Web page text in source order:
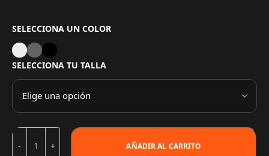
SELECCIONA UN COLOR
SELECCIONA TU TALLA
AÑADIR AL CARRITO